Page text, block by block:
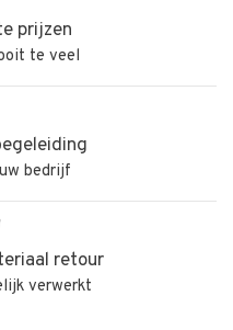
prijzen
te veel
bedrijf
retour
verwerkt